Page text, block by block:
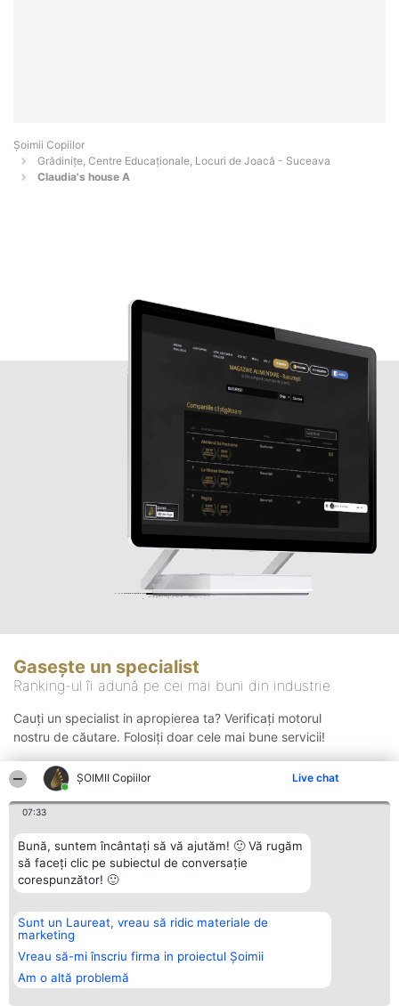
ȘOIMII Copiilor Live chat
07:33
Bună, suntem încântați să vă ajutăm! 🙂 Vă rugăm
să faceți clic pe subiectul de conversație
corespunzător! 🙂
Sunt un Laureat, vreau să ridic materiale de
marketing
Vreau să-mi înscriu firma in proiectul Șoimii
Am o altă problemă
Șoimii Copiilor
Grădinițe, Centre Educaționale, Locuri de Joacă - Suceava
Claudia's house A
Gasește un specialist
Ranking-ul îi adună pe cei mai buni din industrie
Cauți un specialist in apropierea ta? Verificați motorul
nostru de căutare. Folosiți doar cele mai bune servicii!
Organizator Ranking
BRIGHT SOLUTIONS BR SRL
Aleea Timisul De Sus 2 Bl. A30
Sc. A Et. 4 Ap. 13 Cod 061952
București
CUI 36737675
Plebiscyt
Lista Tuturor
Laureaților
Statut
Contact